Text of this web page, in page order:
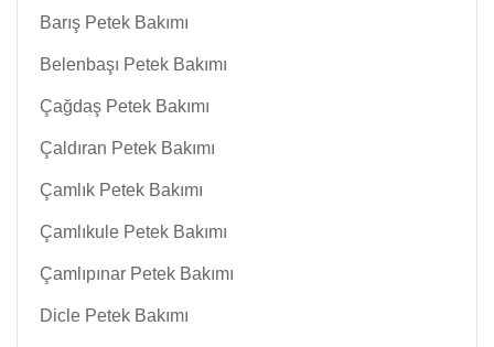
Barış Petek Bakımı
Belenbaşı Petek Bakımı
Çağdaş Petek Bakımı
Çaldıran Petek Bakımı
Çamlık Petek Bakımı
Çamlıkule Petek Bakımı
Çamlıpınar Petek Bakımı
Dicle Petek Bakımı